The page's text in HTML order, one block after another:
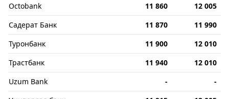
Octobank
11 860
12 005
Садерат Банк
11 870
11 990
Туронбанк
11 900
12 010
Трастбанк
11 940
12 010
Uzum Bank
-
-